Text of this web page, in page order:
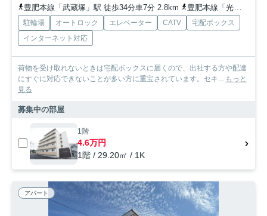
豊肥本線「武蔵塚」駅 徒歩34分車7分 2.8km
豊肥本線「光の森」駅 徒歩38分車8分 3.1km
駐輪場 オートロック エレベーター CATV
宅配ボックス
インターネット対応
荷物を受け取れないときは宅配ボックスに届くので、出社する方や配達
にすぐに対応できないことが多い方に重宝されています。セキ...
もっと
見る
募集中の部屋
1階
4.6万円
1階 / 29.20㎡ / 1K
アパート